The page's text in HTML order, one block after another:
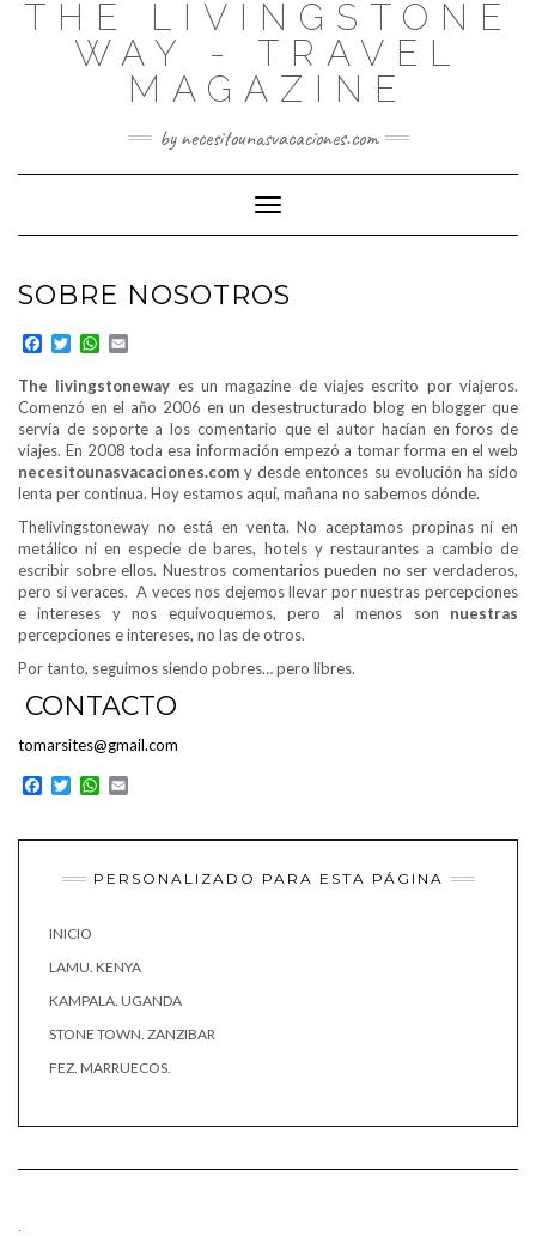
THE LIVINGSTONE
WAY - TRAVEL
MAGAZINE
by necesitounasvacaciones.com
Cambiar
modo
SOBRE NOSOTROS
Facebook
TwitterWhatsApp
The livingstoneway es un magazine de viajes escrito por viajeros.
Comenzó en el año 2006 en un desestructurado blog en blogger que
servía de soporte a los comentario que el autor hacían en foros de
viajes. En 2008 toda esa información empezó a tomar forma en el web
necesitounasvacaciones.com y desde entonces su evolución ha sido
lenta per continua. Hoy estamos aquí, mañana no sabemos dónde.
Thelivingstoneway no está en venta. No aceptamos propinas ni en
metálico ni en especie de bares, hotels y restaurantes a cambio de
escribir sobre ellos. Nuestros comentarios pueden no ser verdaderos,
pero si veraces. A veces nos dejemos llevar por nuestras percepciones
e intereses y nos equivoquemos, pero al menos son nuestras
percepciones e intereses, no las de otros.
Por tanto, seguimos siendo pobres… pero libres.
CONTACTO
tomarsites@gmail.com
Facebook
TwitterWhatsApp
PERSONALIZADO PARA ESTA PÁGINA
INICIO
LAMU. KENYA
KAMPALA. UGANDA
STONE TOWN. ZANZIBAR
FEZ. MARRUECOS.
.